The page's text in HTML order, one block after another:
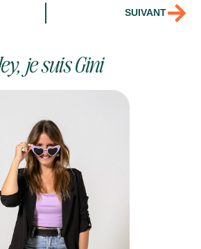
SUIVANT
je suis Gini